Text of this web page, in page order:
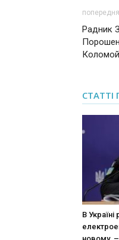
попередня
Радник
СТАТТІ
В Україні